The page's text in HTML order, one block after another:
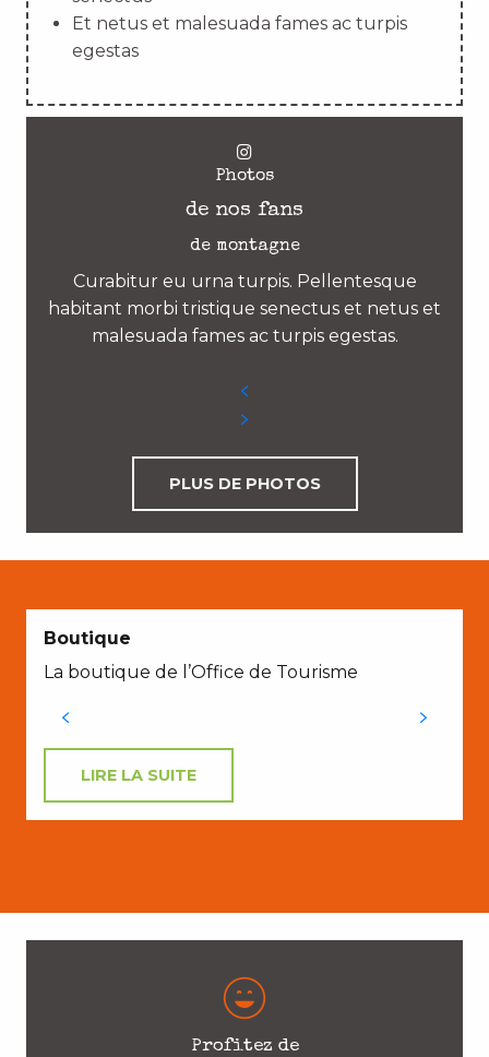
Et netus et malesuada fames ac turpis
egestas
Photos
de nos fans
de montagne
Curabitur eu urna turpis. Pellentesque
habitant morbi tristique senectus et netus et
malesuada fames ac turpis egestas.
PLUS DE PHOTOS
Boutique
La boutique de l’Office de Tourisme
LIRE LA SUITE
Profitez de